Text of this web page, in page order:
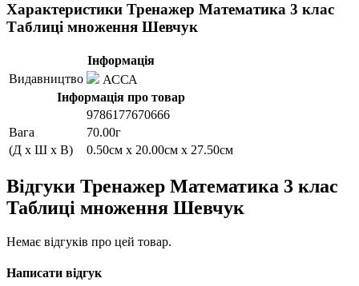
Характеристики Тренажер Математика 3 клас
Таблиці множення Шевчук
Інформація
Видавництво
АССА
Інформація про товар
9786177670666
Вага
70.00г
(Д x Ш x В)
0.50см x 20.00см x 27.50см
Відгуки Тренажер Математика 3 клас
Таблиці множення Шевчук
Немає відгуків про цей товар.
Написати відгук